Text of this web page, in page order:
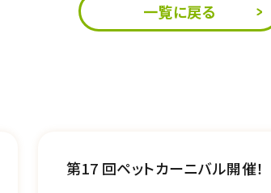
一覧に戻る
第17 回ペットカーニバル開催！